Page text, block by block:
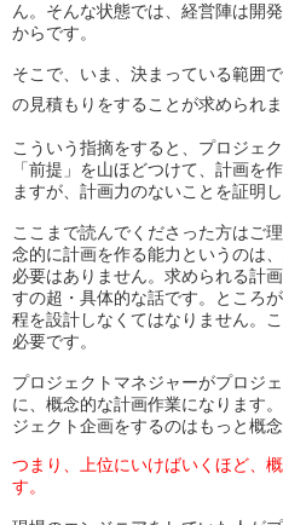
ん。そんな状態では、経営陣は開
からです。
そこで、いま、決まっている範囲
の見積もりをすることが求められ
こういう指摘をすると、プロジェ
「前提」を山ほどつけて、計画を
ますが、計画力のないことを証明
ここまで読んでくださった方はご
念的に計画を作る能力というのは
必要はありません。求められる計
すの超・具体的な話です。ところ
程を設計しなくてはなりません。
必要です。
プロジェクトマネジャーがプロジ
に、概念的な計画作業になります
ジェクト企画をするのはもっと概
つまり、上位にいけばいくほど、
す。